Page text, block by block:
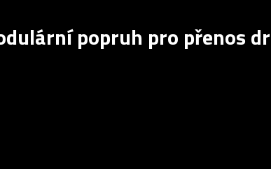
popruh pro přenos